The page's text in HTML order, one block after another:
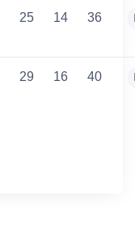
25 14 36
29 16 40